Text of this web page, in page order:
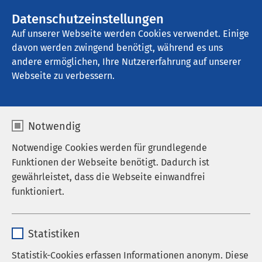
Datenschutzeinstellungen
Auf unserer Webseite werden Cookies verwendet. Einige
davon werden zwingend benötigt, während es uns
andere ermöglichen, Ihre Nutzererfahrung auf unserer
Webseite zu verbessern.
Notwendig
Notwendige Cookies werden für grundlegende
Funktionen der Webseite benötigt. Dadurch ist
gewährleistet, dass die Webseite einwandfrei
funktioniert.
Anbieter sgalinski
Statistiken
Statistik-Cookies erfassen Informationen anonym. Diese
AMEOS Klinikum Inntal - Klinik für
Familienpsychosomatik
Aktuelles
Nachrichten
Veranstaltungen